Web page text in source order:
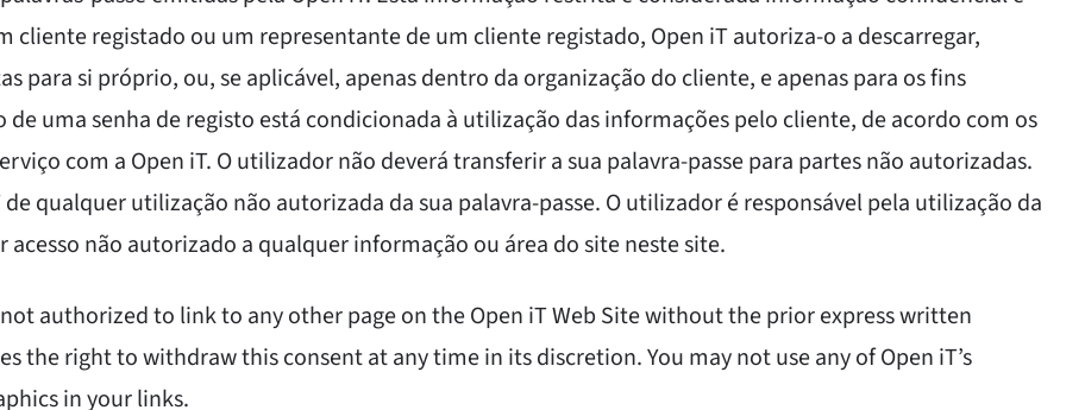
cliente registado ou um representante de um cliente registado, Open iT autoriza-o a descarregar,
para si próprio, ou, se aplicável, apenas dentro da organização do cliente, e apenas para os fins
uma senha de registo está condicionada à utilização das informações pelo cliente, de acordo com os
com a Open iT. O utilizador não deverá transferir a sua palavra-passe para partes não autorizadas.
qualquer utilização não autorizada da sua palavra-passe. O utilizador é responsável pela utilização da
não autorizado a qualquer informação ou área do site neste site.
authorized to link to any other page on the Open iT Web Site without the prior express written
the right to withdraw this consent at any time in its discretion. You may not use any of Open iT’s
in your links.